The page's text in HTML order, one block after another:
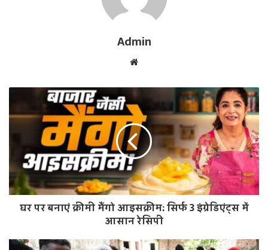
Admin
b
s
t
e
घर पर बनाएं क्रीमी मैंगो आइसक्रीम: सिर्फ 3 इंग्रेडिएंट्स में
आसान रेसिपी